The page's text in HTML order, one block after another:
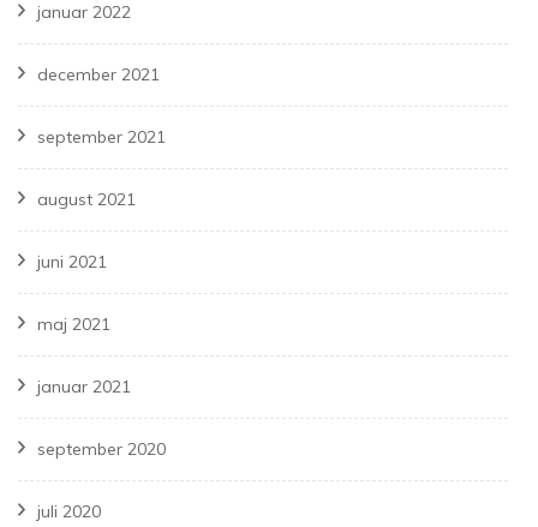
januar 2022
december 2021
september 2021
august 2021
juni 2021
maj 2021
januar 2021
september 2020
juli 2020